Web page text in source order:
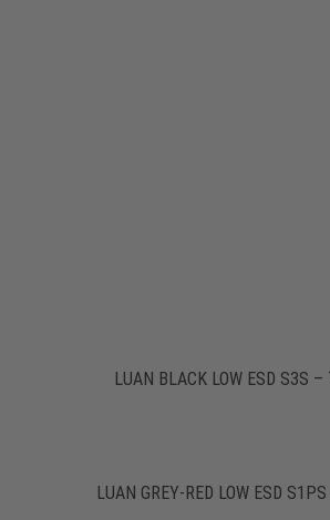
LUAN BLACK LOW ESD S3S –
LUAN GREY-RED LOW ESD